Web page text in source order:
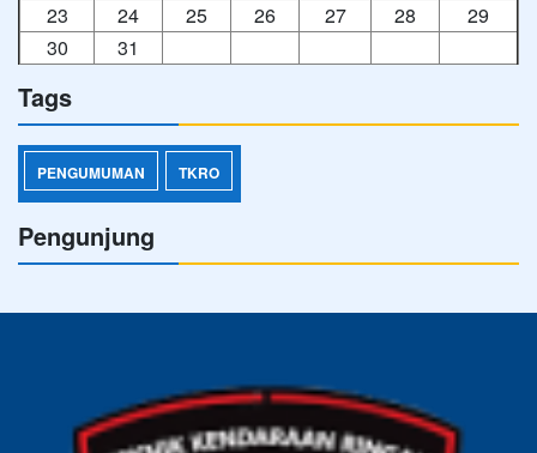
23
24 25 26 27 28
29
30
31
Tags
PENGUMUMAN TKRO
Pengunjung